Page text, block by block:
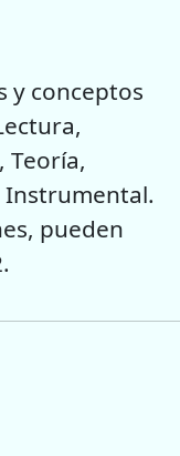
y conceptos
Teoría,
Instrumental.
pueden